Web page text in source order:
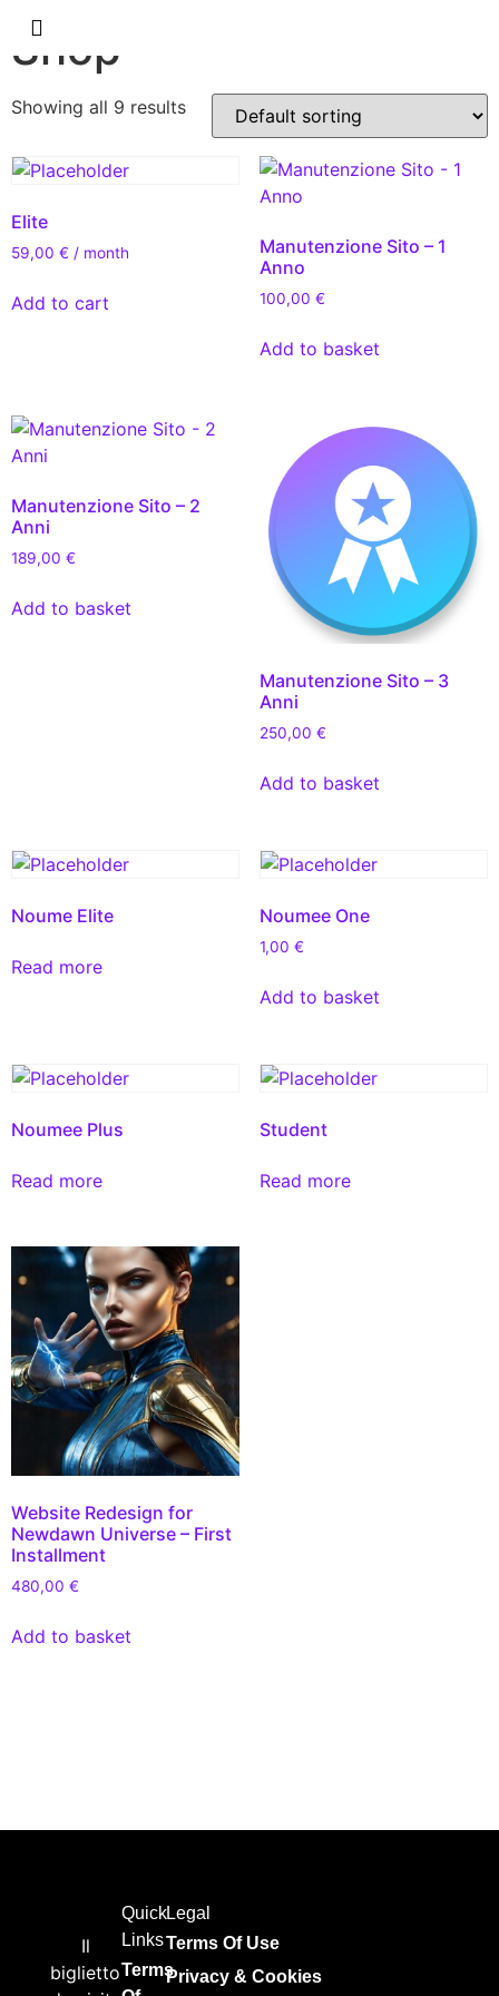
Shop
Showing all 9 results
Elite
59,00 € / month
Add to cart
Manutenzione Sito – 1
Anno
100,00 €
Add to basket
Manutenzione Sito – 2
Anni
189,00 €
Add to basket
Manutenzione Sito – 3
Anni
250,00 €
Add to basket
Noume Elite
Read more
Noumee One
1,00 €
Add to basket
Noumee Plus
Read more
Student
Read more
Website Redesign for
Newdawn Universe – First
Installment
480,00 €
Add to basket
Il
biglietto
Quick
Links
Terms
Legal
Terms Of Use
Privacy & Cookies